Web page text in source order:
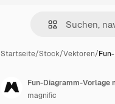
Startseite/Stock/Vektoren/
Fun-Diagramm-Vorlage
magnific